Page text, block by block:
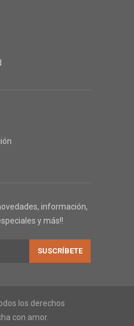
información,
y más!!
los derechos
con amor.